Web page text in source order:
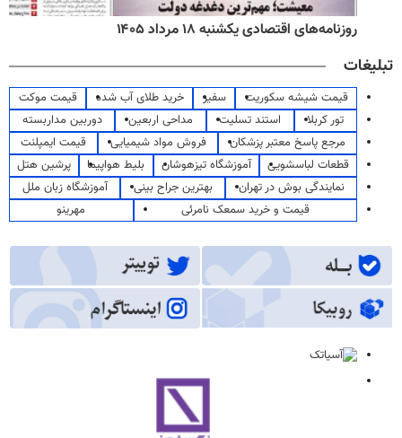
روزنامه‌های اقتصادی یکشنبه ۱۸ مرداد ۱۴۰۵
تبلیغات
قیمت شیشه سکوریت سفیر خرید طلای آب شده
قیمت موکت
تور کربلا
استند تسلیت مداحی اربعین
دوربین مداربسته
مرجع پاسخ معتبر پزشکان
فروش مواد شیمیایی
قیمت ایمپلنت
قطعات لباسشویی
آموزشگاه تیزهوشان بلیط هواپیما
پرشین هتل
نمایندگی بوش در تهران
بهترین جراح بینی
آموزشگاه زبان ملل
قیمت و خرید سمعک نامرئی
مهرینو